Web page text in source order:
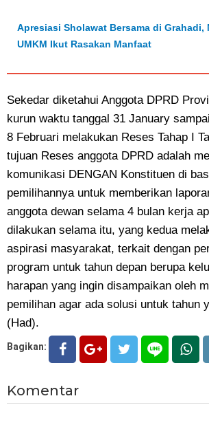
Apresiasi Sholawat Bersama di Grahadi,
UMKM Ikut Rasakan Manfaat
Sekedar diketahui Anggota DPRD
kurun waktu tanggal 31 January
8 Februari melakukan Reses Tahap I
tujuan Reses anggota DPRD adalah
komunikasi DENGAN Konstituen di
pemilihannya untuk memberikan
anggota dewan selama 4 bulan kerja
dilakukan selama itu, yang kedua
aspirasi masyarakat, terkait dengan
program untuk tahun depan berupa
harapan yang ingin disampaikan oleh
pemilihan agar ada solusi untuk tahun
(Had).
Bagikan:
Komentar